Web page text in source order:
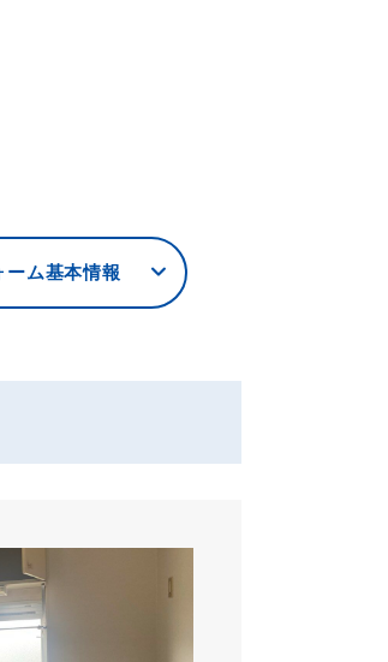
ーム基本情報